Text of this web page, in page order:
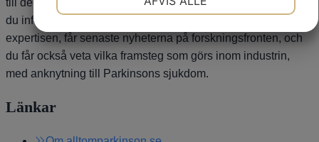
till de som vill lära sig mer om Parkinsons sjukdom. Här hittar
du information om Parkinsons sjukdom, ställer frågor till
expertisen, får senaste nyheterna på forskningsfronten, och
du får också veta vilka framsteg som görs inom industrin,
med anknytning till Parkinsons sjukdom.
Länkar
MARKETING STATISTIK